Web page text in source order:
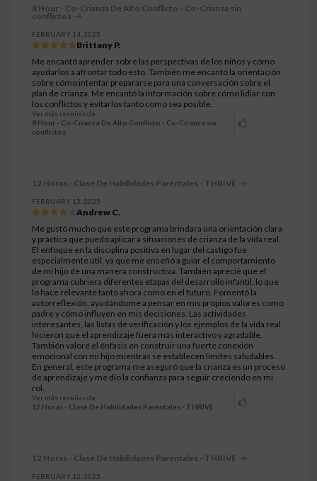
8 Hour - Co-Crianza De Alto Conflicto - Co-Crianza sin
conflictos
FEBRUARY 14, 2025
Brittany P.
Me encantó aprender sobre las perspectivas de los niños y cómo
ayudarlos a afrontar todo esto. También me encantó la orientación
sobre cómo intentar prepararse para una conversación sobre el
plan de crianza. Me encantó la información sobre cómo lidiar con
los conflictos y evitarlos tanto como sea posible.
Ver más reseñas de
8 Hour - Co-Crianza De Alto Conflicto - Co-Crianza sin
conflictos
12 Horas - Clase De Habilidades Parentales - THRIVE
FEBRUARY 13, 2025
Andrew C.
Me gustó mucho que este programa brindara una orientación clara
y práctica que puedo aplicar a situaciones de crianza de la vida real.
El enfoque en la disciplina positiva en lugar del castigo fue
especialmente útil, ya que me enseñó a guiar el comportamiento
de mi hijo de una manera constructiva. También aprecié que el
programa cubriera diferentes etapas del desarrollo infantil, lo que
lo hace relevante tanto ahora como en el futuro. Fomentó la
autorreflexión, ayudándome a pensar en mis propios valores como
padre y cómo influyen en mis decisiones. Las actividades
interesantes, las listas de verificación y los ejemplos de la vida real
hicieron que el aprendizaje fuera más interactivo y agradable.
También valoré el énfasis en construir una fuerte conexión
emocional con mi hijo mientras se establecen límites saludables.
En general, este programa me aseguró que la crianza es un proceso
de aprendizaje y me dio la confianza para seguir creciendo en mi
rol.
Ver más reseñas de
12 Horas - Clase De Habilidades Parentales - THRIVE
12 Horas - Clase De Habilidades Parentales - THRIVE
FEBRUARY 12, 2025